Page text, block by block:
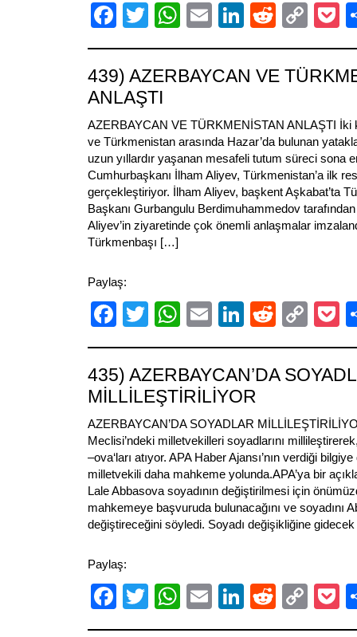
Facebook
TwitterWhatsApp
EmailLinkedIn
Reddit
Link
439) AZERBAYCAN VE
ANLAŞTI
AZERBAYCAN VE TÜRKMENİSTAN ANLAŞTI İki
ve Türkmenistan arasında Hazar’da bulunan
uzun yıllardır yaşanan mesafeli tutum süreci sona
Cumhurbaşkanı İlham Aliyev, Türkmenistan’a ilk
gerçekleştiriyor. İlham Aliyev, başkent Aşkabat’ta
Başkanı Gurbangulu Berdimuhammedov
Aliyev’in ziyaretinde çok önemli anlaşmalar
Türkmenbaşı […]
Paylaş:
Facebook
TwitterWhatsApp
EmailLinkedIn
Reddit
Link
435) AZERBAYCAN’DA
MİLLİLEŞTİRİLİYOR
AZERBAYCAN’DA SOYADLAR
Meclisi’ndeki milletvekilleri soyadlarını
–ova‘ları atıyor. APA Haber Ajansı’nın verdiği
milletvekili daha mahkeme yolunda.APA’ya bir
Lale Abbasova soyadının değiştirilmesi için
mahkemeye başvuruda bulunacağını ve soyadını
değiştireceğini söyledi. Soyadı değişikliğine
Paylaş:
Facebook
TwitterWhatsApp
EmailLinkedIn
Reddit
Link